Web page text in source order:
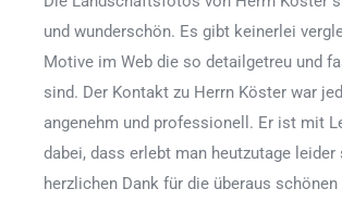
und wunderschön. Es gibt keinerlei
Motive im Web die so detailgetreu und
sind. Der Kontakt zu Herrn Köster war
angenehm und professionell. Er ist mit
dabei, dass erlebt man heutzutage
herzlichen Dank für die überaus